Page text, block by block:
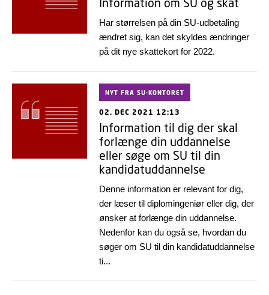
Har størrelsen på din SU-udbetaling
ændret sig, kan det skyldes ændringer
på dit nye skattekort for 2022.
NYT FRA SU-KONTORET
02. DEC 2021 12:13
Information til dig der skal
forlænge din uddannelse
eller søge om SU til din
kandidatuddannelse
Denne information er relevant for dig,
der læser til diplomingeniør eller dig, der
ønsker at forlænge din uddannelse.
Nedenfor kan du også se, hvordan du
søger om SU til din kandidatuddannelse
ti...